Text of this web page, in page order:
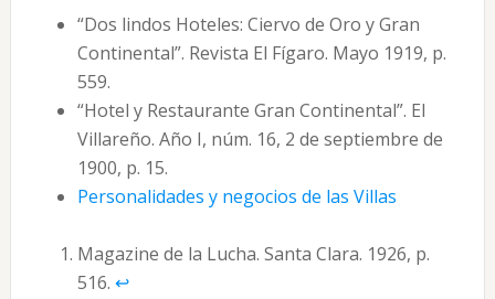
“Dos lindos Hoteles: Ciervo de Oro y Gran
Continental”. Revista El Fígaro. Mayo 1919, p.
559.
“Hotel y Restaurante Gran Continental”. El
Villareño. Año I, núm. 16, 2 de septiembre de
1900, p. 15.
Personalidades y negocios de las Villas
Magazine de la Lucha. Santa Clara. 1926, p.
516. ↩︎